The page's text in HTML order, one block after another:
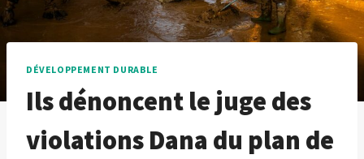
DÉVELOPPEMENT DURABLE
Ils dénoncent le juge des
violations Dana du plan de